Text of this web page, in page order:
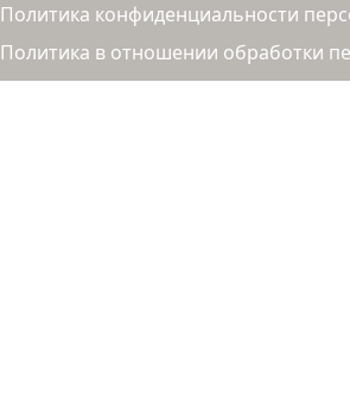
Политика конфиденциальности
Политика в отношении обработки